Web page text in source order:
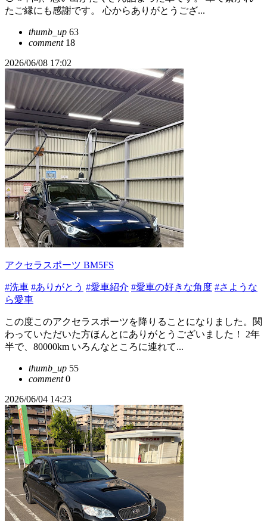
たご縁にも感謝です。 心からありがとうござ...
thumb_up 63
comment18
2026/06/08 17:02
アクセラスポーツ BM5FS
#洗車 #ありがとう #愛車紹介 #愛車の好きな角度 #さような
ら愛車
この度このアクセラスポーツを降りることになりました。関
わっていただいた方ほんとにありがとうございました！ 2年
半で、80000km いろんなところに連れて...
thumb_up 55
comment0
2026/06/04 14:23